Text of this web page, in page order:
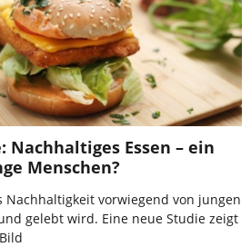
Nachhaltiges Essen – ein
Menschen?
Nachhaltigkeit vorwiegend von jungen
gelebt wird. Eine neue Studie zeigt